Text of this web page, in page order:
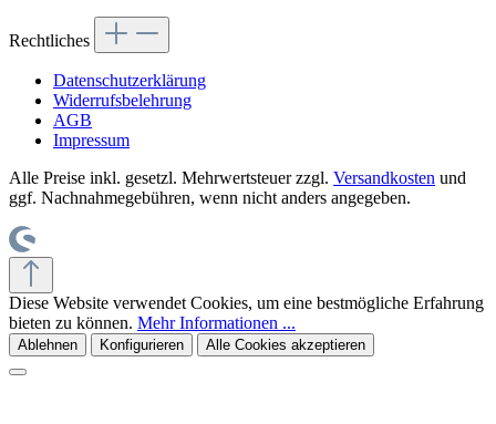
Rechtliches
Datenschutzerklärung
Widerrufsbelehrung
AGB
Impressum
Alle Preise inkl. gesetzl. Mehrwertsteuer zzgl. Versandkosten und
ggf. Nachnahmegebühren, wenn nicht anders angegeben.
Diese Website verwendet Cookies, um eine bestmögliche Erfahrung
bieten zu können. Mehr Informationen ...
Ablehnen Konfigurieren Alle Cookies akzeptieren